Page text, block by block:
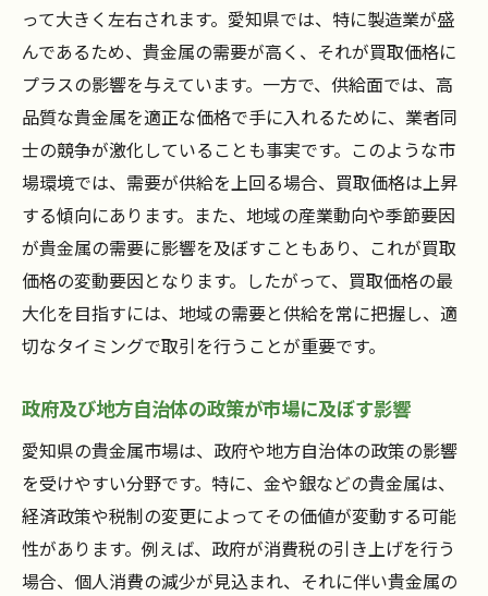
って大きく左右されます。愛知県では、特に製造業が盛
んであるため、貴金属の需要が高く、それが買取価格に
プラスの影響を与えています。一方で、供給面では、高
品質な貴金属を適正な価格で手に入れるために、業者同
士の競争が激化していることも事実です。このような市
場環境では、需要が供給を上回る場合、買取価格は上昇
する傾向にあります。また、地域の産業動向や季節要因
が貴金属の需要に影響を及ぼすこともあり、これが買取
価格の変動要因となります。したがって、買取価格の最
大化を目指すには、地域の需要と供給を常に把握し、適
切なタイミングで取引を行うことが重要です。
政府及び地方自治体の政策が市場に及ぼす影響
愛知県の貴金属市場は、政府や地方自治体の政策の影響
を受けやすい分野です。特に、金や銀などの貴金属は、
経済政策や税制の変更によってその価値が変動する可能
性があります。例えば、政府が消費税の引き上げを行う
場合、個人消費の減少が見込まれ、それに伴い貴金属の